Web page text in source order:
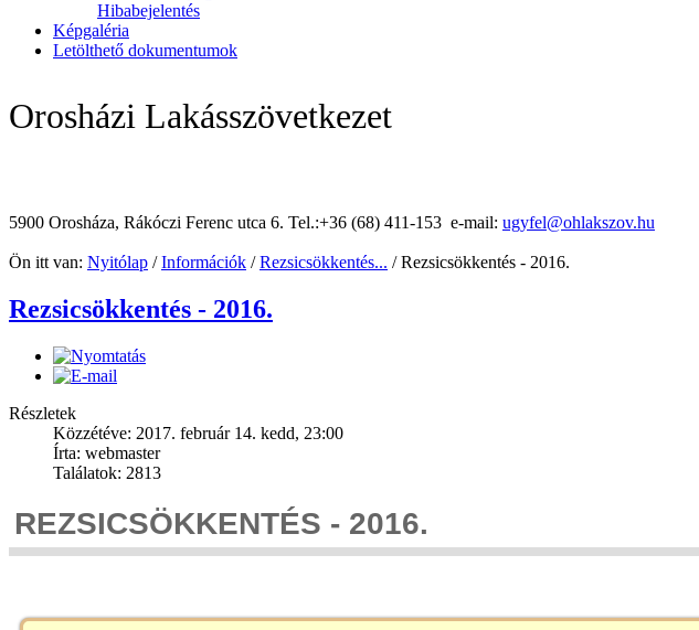
Hibabejelentés
Képgaléria
Letölthető dokumentumok
Orosházi Lakásszövetkezet
5900 Orosháza, Rákóczi Ferenc utca 6. Tel.:+36 (68) 411-153 e-mail: ugyfel@ohlakszov.hu
Ön itt van: Nyitólap /Információk /Rezsicsökkentés... /Rezsicsökkentés - 2016.
Rezsicsökkentés - 2016.
Részletek
Közzétéve: 2017. február 14. kedd, 23:00
Írta: webmaster
Találatok: 2813
REZSICSÖKKENTÉS - 2016.